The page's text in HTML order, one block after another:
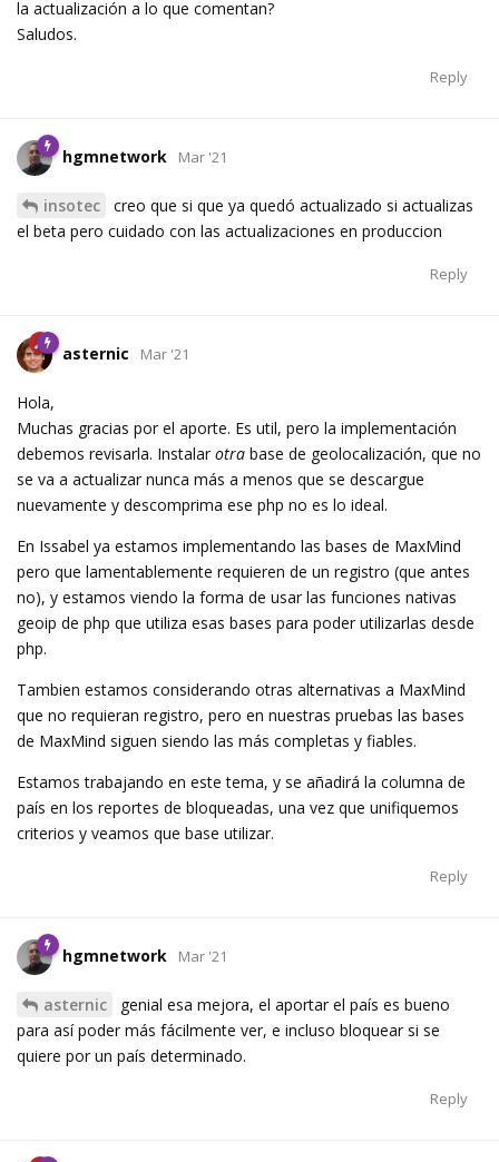
la actualización a lo que comentan?
Saludos.
Reply
hgmnetwork Mar '21
insotec
creo que si que ya quedó actualizado si actualizas
el beta pero cuidado con las actualizaciones en produccion
Reply
asternic Mar '21
Hola,
Muchas gracias por el aporte. Es util, pero la implementación
debemos revisarla. Instalar otra base de geolocalización, que no
se va a actualizar nunca más a menos que se descargue
nuevamente y descomprima ese php no es lo ideal.
En Issabel ya estamos implementando las bases de MaxMind
pero que lamentablemente requieren de un registro (que antes
no), y estamos viendo la forma de usar las funciones nativas
geoip de php que utiliza esas bases para poder utilizarlas desde
php.
Tambien estamos considerando otras alternativas a MaxMind
que no requieran registro, pero en nuestras pruebas las bases
de MaxMind siguen siendo las más completas y fiables.
Estamos trabajando en este tema, y se añadirá la columna de
país en los reportes de bloqueadas, una vez que unifiquemos
criterios y veamos que base utilizar.
Reply
hgmnetwork Mar '21
asternic
genial esa mejora, el aportar el país es bueno
para así poder más fácilmente ver, e incluso bloquear si se
quiere por un país determinado.
Reply